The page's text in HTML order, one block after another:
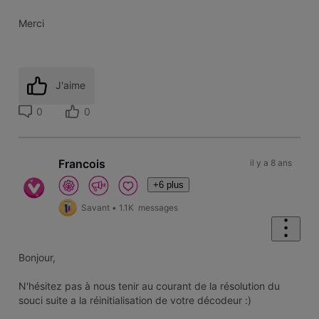
Merci
J'aime
0 0
Francois
+6 plus
Savant • 1.1K messages
il y a 8 ans
Bonjour,
N'hésitez pas à nous tenir au courant de la résolution du
souci suite a la réinitialisation de votre décodeur :)